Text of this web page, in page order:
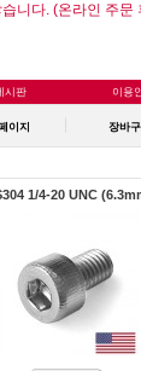
니다. (온라인 주문
시판 이용
이지 장바구
1/4-20 UNC